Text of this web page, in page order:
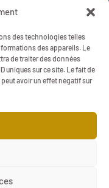
des technologies telles
des appareils. Le
de traiter des données
uniques sur ce site. Le fait de
avoir un effet négatif sur
Lyon
RÉSERVÉS